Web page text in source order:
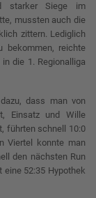
starker Siege im
mussten auch die
zittern. Lediglich
bekommen, reichte
die 1. Regionalliga
dass man von
Einsatz und Wille
führten schnell 10:0
Viertel konnte man
den nächsten Run
eine 52:35 Hypothek